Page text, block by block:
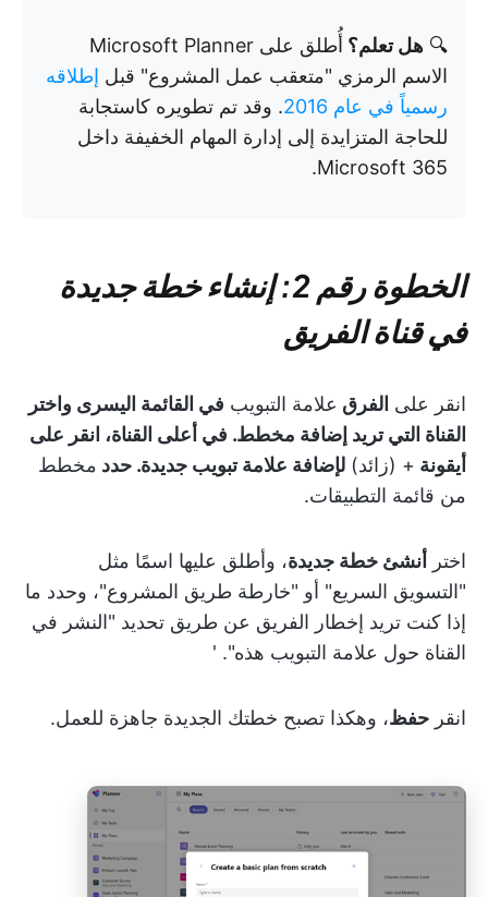
🔍 هل تعلم؟
أُطلق على Microsoft Planner
الاسم الرمزي "متعقب عمل المشروع" قبل إطلاقه
رسمياً في عام 2016
. وقد تم تطويره كاستجابة
للحاجة المتزايدة إلى إدارة المهام الخفيفة داخل
Microsoft 365.
الخطوة رقم 2: إنشاء خطة جديدة
في قناة الفريق
انقر على الفرق علامة التبويب في القائمة اليسرى واختر
القناة التي تريد إضافة مخطط. في أعلى القناة، انقر على
أيقونة + (زائد) لإضافة علامة تبويب جديدة. حدد مخطط
من قائمة التطبيقات.
اختر أنشئ خطة جديدة، وأطلق عليها اسمًا مثل
"التسويق السريع" أو "خارطة طريق المشروع"، وحدد ما
إذا كنت تريد إخطار الفريق عن طريق تحديد "النشر في
القناة حول علامة التبويب هذه". '
انقر حفظ، وهكذا تصبح خطتك الجديدة جاهزة للعمل.